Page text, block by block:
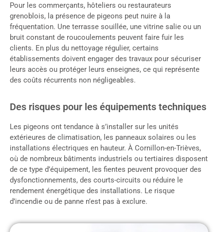
Pour les commerçants, hôteliers ou restaurateurs
grenoblois, la présence de pigeons peut nuire à la
fréquentation. Une terrasse souillée, une vitrine salie ou un
bruit constant de roucoulements peuvent faire fuir les
clients. En plus du nettoyage régulier, certains
établissements doivent engager des travaux pour sécuriser
leurs accès ou protéger leurs enseignes, ce qui représente
des coûts récurrents non négligeables.
Des risques pour les équipements techniques
Les pigeons ont tendance à s’installer sur les unités
extérieures de climatisation, les panneaux solaires ou les
installations électriques en hauteur. À Cornillon-en-Trièves,
où de nombreux bâtiments industriels ou tertiaires disposent
de ce type d’équipement, les fientes peuvent provoquer des
dysfonctionnements, des courts-circuits ou réduire le
rendement énergétique des installations. Le risque
d’incendie ou de panne n’est pas à exclure.